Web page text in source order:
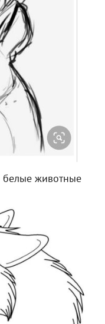
белые животные